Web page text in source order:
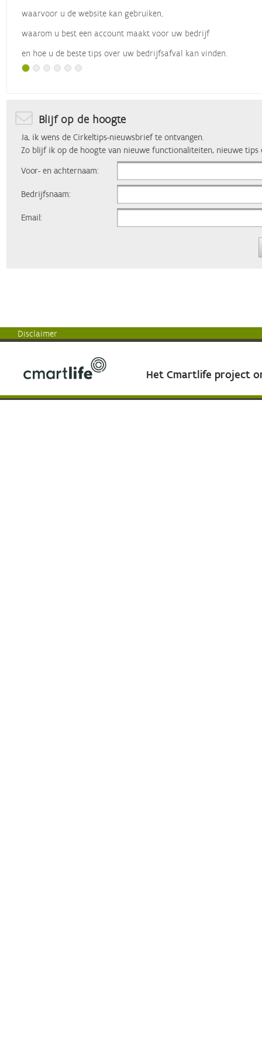
waarvoor u de website kan gebruiken,
waarom u best een account maakt voor uw bedrijf
en hoe u de beste tips over uw bedrijfsafval kan vinden.
Blijf op de hoogte
Ja, ik wens de Cirkeltips-nieuwsbrief te ontvangen.
Zo blijf ik op de hoogte van nieuwe functionaliteiten, nieuwe tips
Voor- en achternaam:
Bedrijfsnaam:
Email:
Disclaimer
Het Cmartlife project